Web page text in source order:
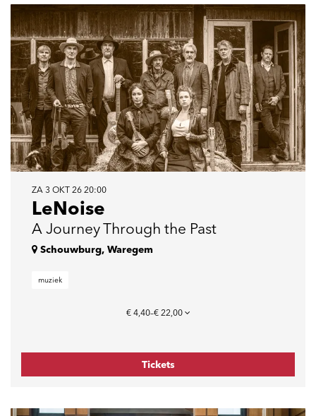
LeNoise
A Journey Through the Past
ZA 3 OKT 26 20:00
Schouwburg, Waregem
muziek
€ 4,40–€ 22,00
Tickets